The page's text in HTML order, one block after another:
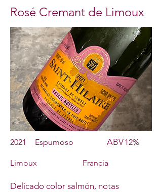
Rosé Cremant de Limoux
2021 Espumoso 12%
ABV
Limoux Francia
Delicado color salmón, notas